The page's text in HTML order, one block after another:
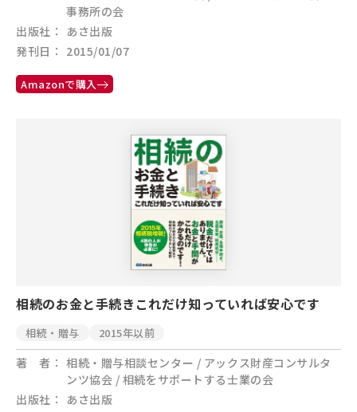
事務所の会
出版社
あさ出版
発刊日
2015/01/07
Amazonで購入
相続のお金と手続きこれだけ知っていれば安心です
相続・贈与 2015年以前
著 者
相続・贈与相談センター / アックス財産コンサルタ
ンツ協会 / 相続をサポートする士業の会
出版社
あさ出版